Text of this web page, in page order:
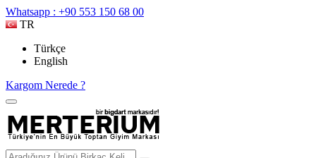
Whatsapp : +90 553 150 68 00
TR
Türkçe
English
Kargom Nerede ?